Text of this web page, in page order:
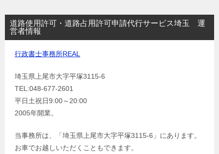
道路使用許可・道路占用許可申請代行サービス埼玉 運
営者情報
行政書士事務所REAL
埼玉県上尾市大字平塚3115-6
TEL:048-677-2601
平日土祝日9:00～20:00
2005年開業。
当事務所は、「埼玉県上尾市大字平塚3115-6」にあります。
お車でお越しいただくこともできます。